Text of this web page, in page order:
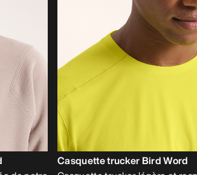
Casquette trucker Bird Word